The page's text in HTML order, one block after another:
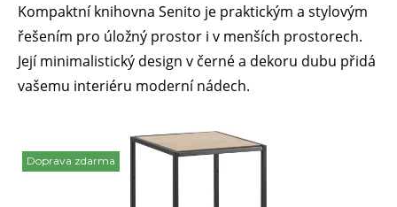
Kompaktní knihovna Senito je praktickým a stylovým
řešením pro úložný prostor i v menších prostorech.
Její minimalistický design v černé a dekoru dubu přidá
vašemu interiéru moderní nádech.
Doprava zdarma